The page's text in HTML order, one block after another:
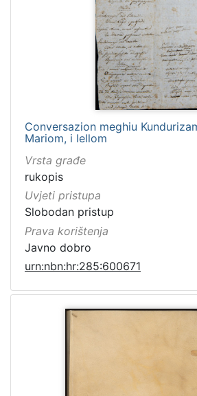
Conversazion meghiu
Mariom, i Iellom
Vrsta građe
rukopis
Uvjeti pristupa
Slobodan pristup
Prava korištenja
Javno dobro
urn:nbn:hr:285:600671